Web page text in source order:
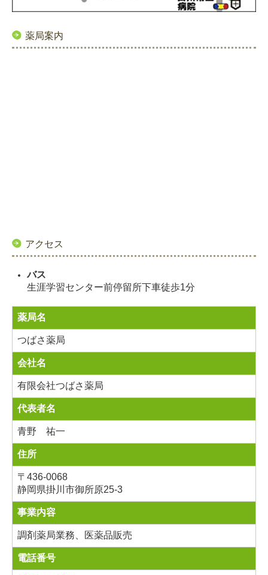
薬局案内
アクセス
バス
生涯学習センター前停留所下車徒歩1分
薬局名
つばさ薬局
会社名
有限会社つばさ薬局
代表者名
青野 祐一
住所
〒436-0068
静岡県掛川市御所原25-3
事業内容
調剤薬局業務、医薬品販売
電話番号